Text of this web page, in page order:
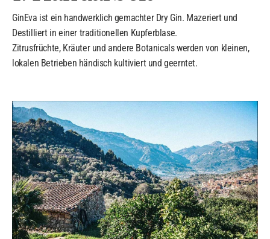
GinEva ist ein handwerklich gemachter Dry Gin. Mazeriert und
Destilliert in einer traditionellen Kupferblase.
Zitrusfrüchte, Kräuter und andere Botanicals werden von kleinen,
lokalen Betrieben händisch kultiviert und geerntet.